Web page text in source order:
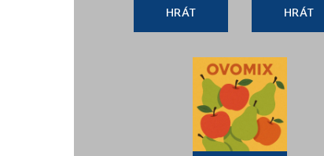
HRÁT HRÁT